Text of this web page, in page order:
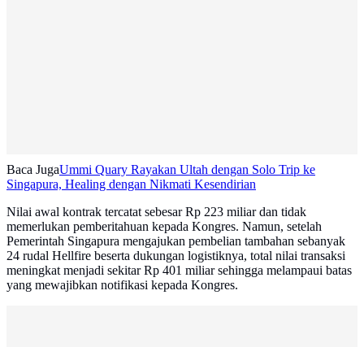
Baca JugaUmmi Quary Rayakan Ultah dengan Solo Trip ke
Singapura, Healing dengan Nikmati Kesendirian
Nilai awal kontrak tercatat sebesar Rp 223 miliar dan tidak
memerlukan pemberitahuan kepada Kongres. Namun, setelah
Pemerintah Singapura mengajukan pembelian tambahan sebanyak
24 rudal Hellfire beserta dukungan logistiknya, total nilai transaksi
meningkat menjadi sekitar Rp 401 miliar sehingga melampaui batas
yang mewajibkan notifikasi kepada Kongres.